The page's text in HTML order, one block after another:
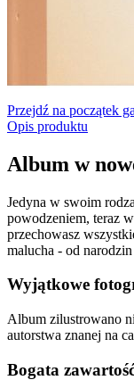
Przejdź na początek
Opis produktu
Album w
Jedyna w swoim
powodzeniem, teraz
przechowasz
malucha - od
Wyjątkowe
Album zilustrowano
autorstwa znanej na
Bogata